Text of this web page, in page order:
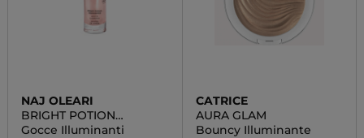
NAJ OLEARI
BRIGHT POTION
HIGHLIGHTER
Gocce Illuminanti
CATRICE
AURA GLAM
Bouncy Illuminante